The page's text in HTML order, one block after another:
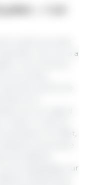
; + 0,9
4 juillet qui avait
du cours a
Les enchères
les ventes
dernière partie de
à la
car au regard
Uniporc, elles se
En effet,
la semaine
plus faibles
d’abattage sur
à 95,69 kilos